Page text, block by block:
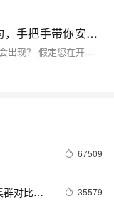
【Docker】（1）Docker的概述与架构，手把手带你安装Docker，云原生路上不可缺少的一门技术！
1. Docker简介 1.1 Docker是什么 为什么docker会出现？ 假定您在开发一款平台项目，您的开发环境具有特定的配置。其他开发人员身处的环境配置也各有不同。 您正在开发的应用依赖于您当前的配置且还要依赖于某些配置文件。 您的企业还拥有标准化的测试和生产环境，且具有自身的配置和一系列支持文件。 **要求：**希望尽可能多在本地模拟这些环境而不产生重新创建服务器环境的开销 问题： 要如何确保应用能够在这些环境中运行和通过质量检测？ 在部署过程中不出现令人头疼的版本、配置问题 无需重新编写代码和进行故障修复
67509
对比分
35579